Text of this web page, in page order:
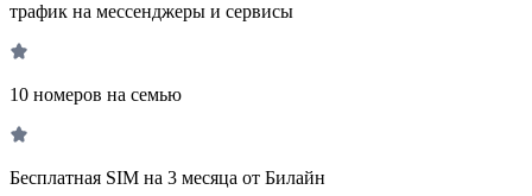
трафик на мессенджеры и сервисы
10 номеров на семью
Бесплатная SIM на 3 месяца от Билайн